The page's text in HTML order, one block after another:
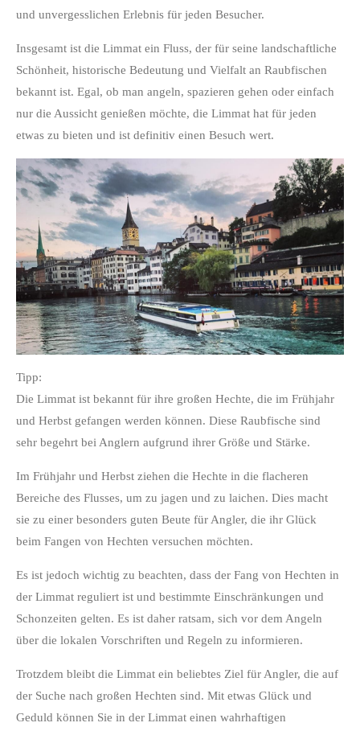
und unvergesslichen Erlebnis für jeden Besucher.
Insgesamt ist die Limmat ein Fluss, der für seine landschaftliche
Schönheit, historische Bedeutung und Vielfalt an Raubfischen
bekannt ist. Egal, ob man angeln, spazieren gehen oder einfach
nur die Aussicht genießen möchte, die Limmat hat für jeden
etwas zu bieten und ist definitiv einen Besuch wert.
Tipp:
Die Limmat ist bekannt für ihre großen Hechte, die im Frühjahr
und Herbst gefangen werden können. Diese Raubfische sind
sehr begehrt bei Anglern aufgrund ihrer Größe und Stärke.
Im Frühjahr und Herbst ziehen die Hechte in die flacheren
Bereiche des Flusses, um zu jagen und zu laichen. Dies macht
sie zu einer besonders guten Beute für Angler, die ihr Glück
beim Fangen von Hechten versuchen möchten.
Es ist jedoch wichtig zu beachten, dass der Fang von Hechten in
der Limmat reguliert ist und bestimmte Einschränkungen und
Schonzeiten gelten. Es ist daher ratsam, sich vor dem Angeln
über die lokalen Vorschriften und Regeln zu informieren.
Trotzdem bleibt die Limmat ein beliebtes Ziel für Angler, die auf
der Suche nach großen Hechten sind. Mit etwas Glück und
Geduld können Sie in der Limmat einen wahrhaftigen